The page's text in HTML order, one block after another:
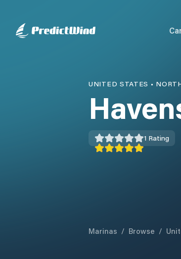
UNITED STATES •
1 Rating
Marinas / Browse /